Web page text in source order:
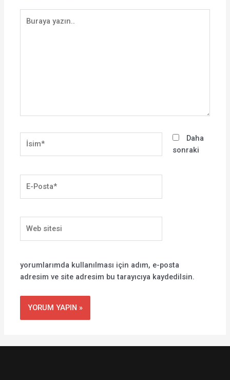
yazın..
Posta*
sitesi
Daha
sonraki
yorumlarımda kullanılması için adım, e-posta
adresim ve site adresim bu tarayıcıya kaydedilsin.